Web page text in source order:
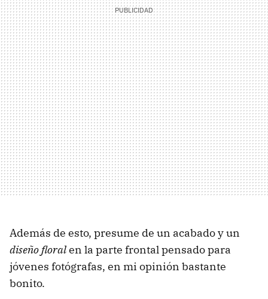
Además de esto, presume de un acabado y un
diseño floralen la parte frontal pensado para
jóvenes fotógrafas, en mi opinión bastante
bonito.